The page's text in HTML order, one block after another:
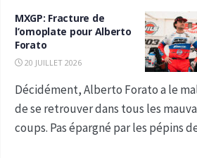
MXGP: Fracture de
l’omoplate pour Alberto
Forato
20 JUILLET 2026
Décidément, Alberto Forato a le
de se retrouver dans tous les
coups. Pas épargné par les pépins